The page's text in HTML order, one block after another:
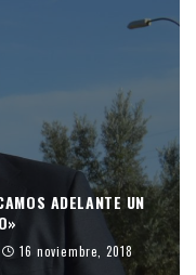
ADELANTE UN
16 noviembre, 2018